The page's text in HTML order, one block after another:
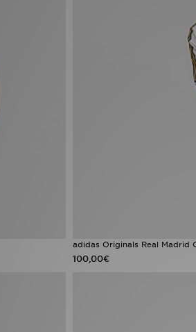
adidas Originals Real Madrid
100,00€